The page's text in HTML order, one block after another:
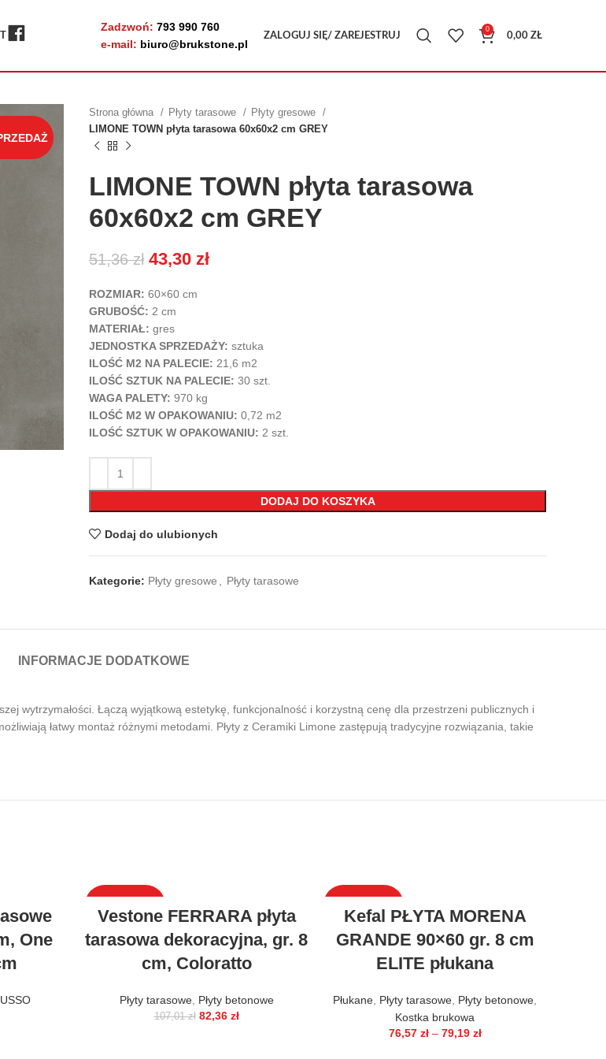
Zadzwoń: 793 990 760
e-mail: biuro@brukstone.pl
ZALOGUJ SIĘ/ ZAREJESTRUJ
0
0,00 ZŁ
Strona główna Płyty tarasowe
Płyty gresowe
LIMONE TOWN płyta tarasowa 60x60x2 cm GREY
LIMONE TOWN płyta tarasowa
60x60x2 cm GREY
51,36zł 43,30 zł
ROZMIAR: 60×60 cm
GRUBOŚĆ: 2 cm
MATERIAŁ: gres
JEDNOSTKA SPRZEDAŻY: sztuka
ILOŚĆ M2 NA PALECIE: 21,6 m2
ILOŚĆ SZTUK NA PALECIE: 30 szt.
WAGA PALETY: 970 kg
ILOŚĆ M2 W OPAKOWANIU: 0,72 m2
ILOŚĆ SZTUK W OPAKOWANIU: 2 szt.
DODAJ DO KOSZYKA
Dodaj do ulubionych
Kategorie: Płyty gresowe Płyty tarasowe
INFORMACJE DODATKOWE
wytrzymałości. Łączą wyjątkową estetykę, funkcjonalność i korzystną cenę dla przestrzeni publicznych i
łatwy montaż różnymi metodami. Płyty z Ceramiki Limone zastępują tradycyjne rozwiązania, takie
One
Vestone FERRARA płyta
tarasowa dekoracyjna, gr. 8
cm, Coloratto
Płyty tarasowe, Płyty betonowe
107,01zł 82,36 zł
Kefal PŁYTA MORENA
GRANDE 90×60 gr. 8 cm
ELITE płukana
Płukane Płyty tarasowe Płyty betonowe
Kostka brukowa
76,57 zł – 79,19 zł